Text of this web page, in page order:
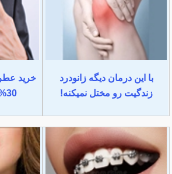
با این درمان دیگه زانودرد
زندگیت رو مختل نمیکنه!
خرید
30% تخفیف از روژا